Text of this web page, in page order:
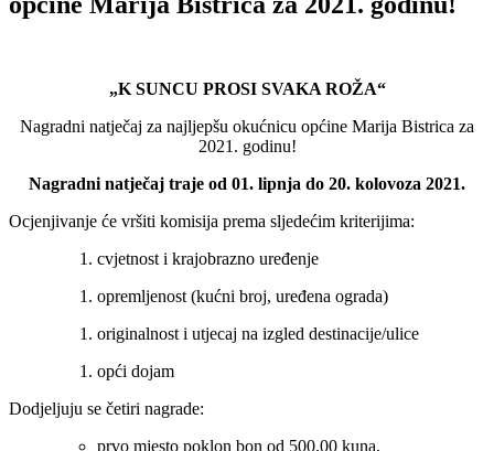
„K SUNCU PROSI SVAKA ROŽA“
Nagradni natječaj za najljepšu okućnicu općine Marija Bistrica za
2021. godinu!
Nagradni natječaj traje od 01. lipnja do 20. kolovoza 2021.
Ocjenjivanje će vršiti komisija prema sljedećim kriterijima:
cvjetnost i krajobrazno uređenje
opremljenost (kućni broj, uređena ograda)
originalnost i utjecaj na izgled destinacije/ulice
opći dojam
Dodjeljuju se četiri nagrade:
prvo mjesto poklon bon od 500,00 kuna,